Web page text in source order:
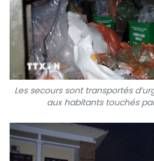
中文
РУССКИЙ
ESPAÑOL
Les secours sont transportés
aux habitants touchés